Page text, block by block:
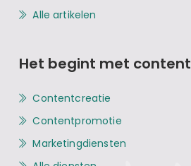
Alle artikelen
Het begint met content
Contentcreatie
Contentpromotie
Marketingdiensten